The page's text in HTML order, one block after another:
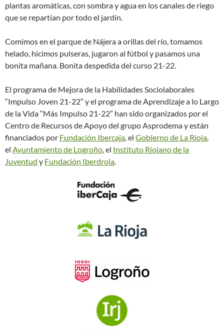
plantas aromáticas, con sombra y agua en los canales de riego
que se repartían por todo el jardín.
Comimos en el parque de Nájera a orillas del río, tomamos
helado, hicimos pulseras, jugaron al fútbol y pasamos una
bonita mañana. Bonita despedida del curso 21-22.
El programa de Mejora de la Habilidades Sociolaborales
“Impulso Joven 21-22” y el programa de Aprendizaje a lo Largo
de la Vida “Más Impulso 21-22” han sido organizados por el
Centro de Recursos de Apoyo del grupo Asprodema y están
financiados por Fundación Ibercaja, el Gobierno de La Rioja,
el Ayuntamiento de Logroño, el Instituto Riojano de la
Juventud y Fundación Iberdrola.